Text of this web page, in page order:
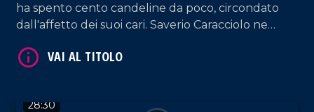
ha spento cento candeline da poco, circondato
dall'affetto dei suoi cari. Saverio Caracciolo ne
puntata.
28:30
VAI AL TITOLO